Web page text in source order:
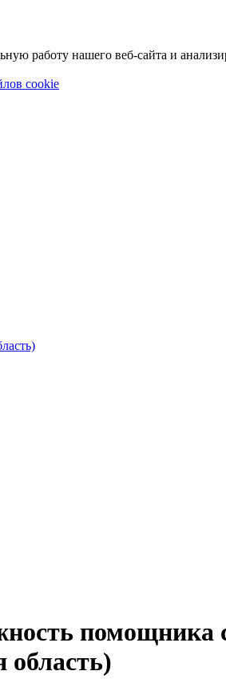
работу нашего веб-сайта и
cookie
область)